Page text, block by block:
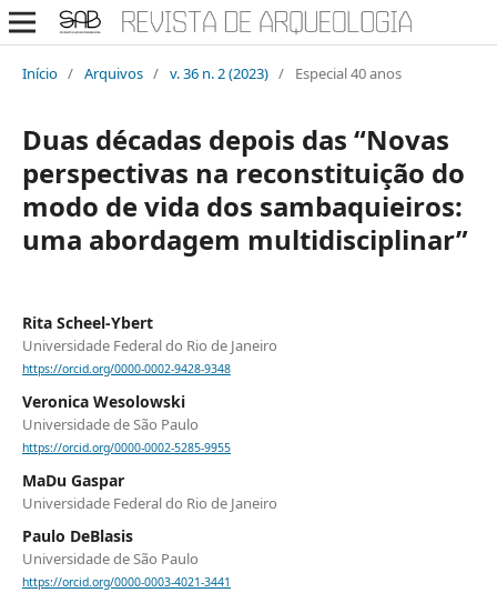
Início / Arquivos / v. 36 n. 2 (2023) / Especial 40 anos
Duas décadas depois das “Novas
perspectivas na reconstituição do
modo de vida dos sambaquieiros:
uma abordagem multidisciplinar”
Rita Scheel-Ybert
Universidade Federal do Rio de Janeiro
https://orcid.org/0000-0002-9428-9348
Veronica Wesolowski
Universidade de São Paulo
https://orcid.org/0000-0002-5285-9955
MaDu Gaspar
Universidade Federal do Rio de Janeiro
Paulo DeBlasis
Universidade de São Paulo
https://orcid.org/0000-0003-4021-3441